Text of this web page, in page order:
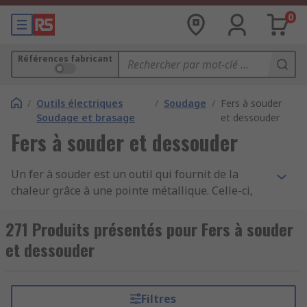
0
Références fabricant
/ Outils électriques
Soudage et brasage
/ Soudage / Fers à souder
et dessouder
Fers à souder et dessouder
Un fer à souder est un outil qui fournit de la
chaleur grâce à une pointe métallique. Celle-ci,
souvent de l'étain, et l'applique à l'endroit de la
soudure à réaliser.
fer à souder peut être alimenté de différentes
manières. Il peut être filaire ou sans fil,
271 Produits présentés pour Fers à souder
et dessouder
Filtres